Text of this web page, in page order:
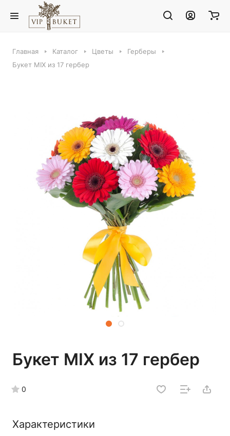
Главная Каталог Цветы
Герберы
Букет MIX из 17 гербер
Букет MIX из 17 гербер
0
Характеристики